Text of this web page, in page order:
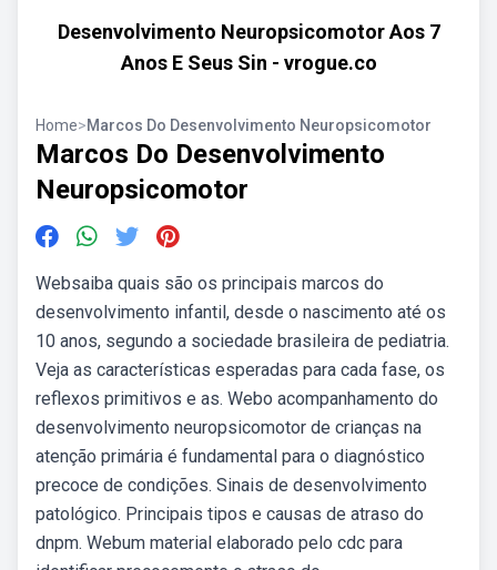
Desenvolvimento Neuropsicomotor Aos 7
Anos E Seus Sin - vrogue.co
Home>Marcos Do Desenvolvimento Neuropsicomotor
Marcos Do Desenvolvimento
Neuropsicomotor
Websaiba quais são os principais marcos do
desenvolvimento infantil, desde o nascimento até os
10 anos, segundo a sociedade brasileira de pediatria.
Veja as características esperadas para cada fase, os
reflexos primitivos e as. Webo acompanhamento do
desenvolvimento neuropsicomotor de crianças na
atenção primária é fundamental para o diagnóstico
precoce de condições. Sinais de desenvolvimento
patológico. Principais tipos e causas de atraso do
dnpm. Webum material elaborado pelo cdc para